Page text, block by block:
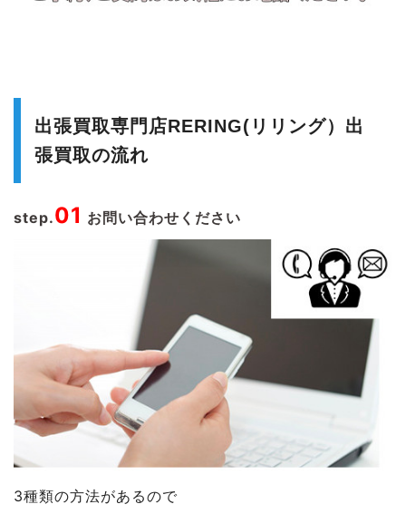
出張買取専門店RERING(リリング）出
張買取の流れ
step.01 お問い合わせください
3種類の方法があるので